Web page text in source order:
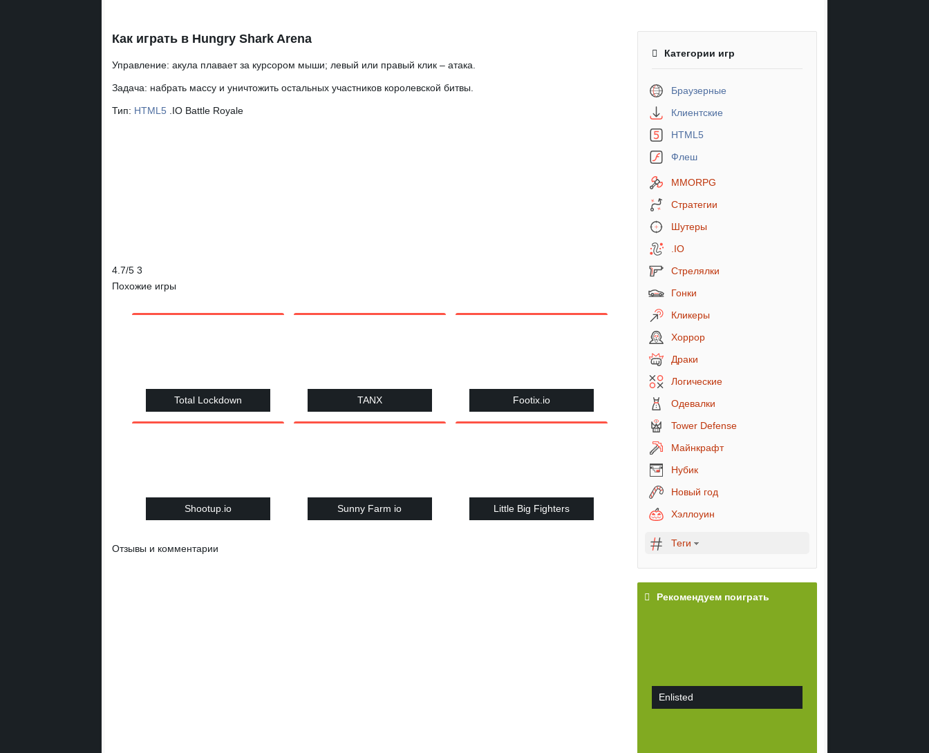
Как играть в Hungry Shark Arena
Управление: акула плавает за курсором мыши; левый или правый клик – атака.
Задача: набрать массу и уничтожить остальных участников королевской битвы.
Тип: HTML5 .IO Battle Royale
4.7/5 3
Похожие игры
Total Lockdown TANX Footix.io
Shootup.io Sunny Farm io Little Big Fighters
Отзывы и комментарии
Категории игр
Браузерные
Клиентские
HTML5
Флеш
MMORPG
Стратегии
Шутеры
.IO
Стрелялки
Гонки
Кликеры
Хоррор
Драки
Логические
Одевалки
Tower Defense
Майнкрафт
Нубик
Новый год
Хэллоуин
Теги
Рекомендуем поиграть
Enlisted